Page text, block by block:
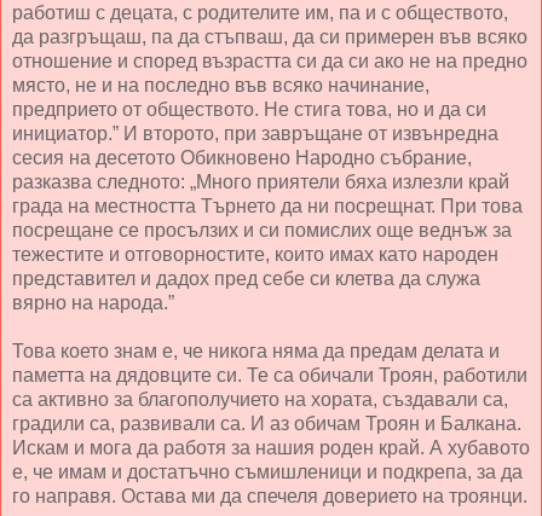
работиш с децата, с родителите им, па и с обществото,
да разгръщаш, па да стъпваш, да си примерен във всяко
отношение и според възрастта си да си ако не на предно
място, не и на последно във всяко начинание,
предприето от обществото. Не стига това, но и да си
инициатор.” И второто, при завръщане от извънредна
сесия на десетото Обикновено Народно събрание,
разказва следното: „Много приятели бяха излезли край
града на местността Търнето да ни посрещнат. При това
посрещане се просълзих и си помислих още веднъж за
тежестите и отговорностите, които имах като народен
представител и дадох пред себе си клетва да служа
вярно на народа.”
Това което знам е, че никога няма да предам делата и
паметта на дядовците си. Те са обичали Троян, работили
са активно за благополучието на хората, създавали са,
градили са, развивали са. И аз обичам Троян и Балкана.
Искам и мога да работя за нашия роден край. А хубавото
е, че имам и достатъчно съмишленици и подкрепа, за да
го направя. Остава ми да спечеля доверието на троянци.